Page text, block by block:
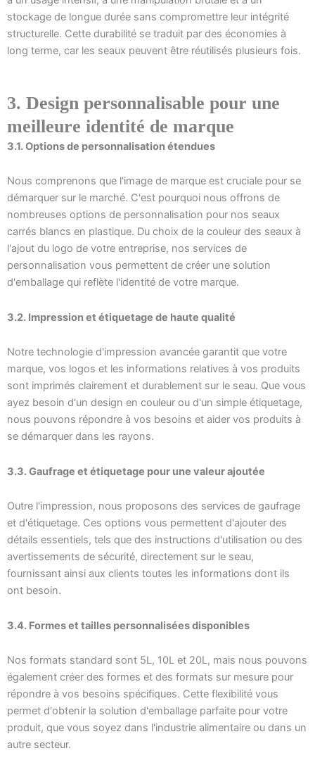
stockage de longue durée sans compromettre leur intégrité
structurelle. Cette durabilité se traduit par des économies à
long terme, car les seaux peuvent être réutilisés plusieurs fois.
3. Design personnalisable pour une
meilleure identité de marque
3.1. Options de personnalisation étendues
Nous comprenons que l'image de marque est cruciale pour se
démarquer sur le marché. C'est pourquoi nous offrons de
nombreuses options de personnalisation pour nos seaux
carrés blancs en plastique. Du choix de la couleur des seaux à
l'ajout du logo de votre entreprise, nos services de
personnalisation vous permettent de créer une solution
d'emballage qui reflète l'identité de votre marque.
3.2. Impression et étiquetage de haute qualité
Notre technologie d'impression avancée garantit que votre
marque, vos logos et les informations relatives à vos produits
sont imprimés clairement et durablement sur le seau. Que vous
ayez besoin d'un design en couleur ou d'un simple étiquetage,
nous pouvons répondre à vos besoins et aider vos produits à
se démarquer dans les rayons.
3.3. Gaufrage et étiquetage pour une valeur ajoutée
Outre l'impression, nous proposons des services de gaufrage
et d'étiquetage. Ces options vous permettent d'ajouter des
détails essentiels, tels que des instructions d'utilisation ou des
avertissements de sécurité, directement sur le seau,
fournissant ainsi aux clients toutes les informations dont ils
ont besoin.
3.4. Formes et tailles personnalisées disponibles
Nos formats standard sont 5L, 10L et 20L, mais nous pouvons
également créer des formes et des formats sur mesure pour
répondre à vos besoins spécifiques. Cette flexibilité vous
permet d'obtenir la solution d'emballage parfaite pour votre
produit, que vous soyez dans l'industrie alimentaire ou dans un
autre secteur.